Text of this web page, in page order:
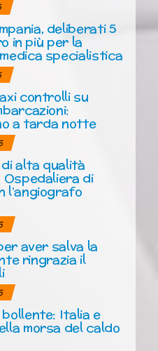
deliberati 5
in più per la
specialistica
controlli su
a tarda notte
alta qualità
Ospedaliera di
l’angiografo
aver salva la
ringrazia il
Italia e
morsa del caldo